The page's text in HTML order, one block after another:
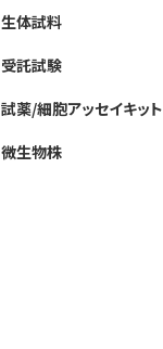
生体試料
受託試験
試薬/細胞アッセイキット
微生物株